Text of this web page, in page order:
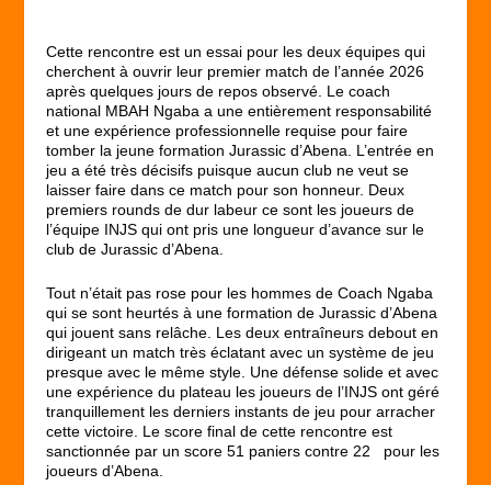
Cette rencontre est un essai pour les deux équipes qui
cherchent à ouvrir leur premier match de l’année 2026
après quelques jours de repos observé. Le coach
national MBAH Ngaba a une entièrement responsabilité
et une expérience professionnelle requise pour faire
tomber la jeune formation Jurassic d’Abena. L’entrée en
jeu a été très décisifs puisque aucun club ne veut se
laisser faire dans ce match pour son honneur. Deux
premiers rounds de dur labeur ce sont les joueurs de
l’équipe INJS qui ont pris une longueur d’avance sur le
club de Jurassic d’Abena.
Tout n’était pas rose pour les hommes de Coach Ngaba
qui se sont heurtés à une formation de Jurassic d’Abena
qui jouent sans relâche. Les deux entraîneurs debout en
dirigeant un match très éclatant avec un système de jeu
presque avec le même style. Une défense solide et avec
une expérience du plateau les joueurs de l’INJS ont géré
tranquillement les derniers instants de jeu pour arracher
cette victoire. Le score final de cette rencontre est
sanctionnée par un score 51 paniers contre 22 pour les
joueurs d’Abena.